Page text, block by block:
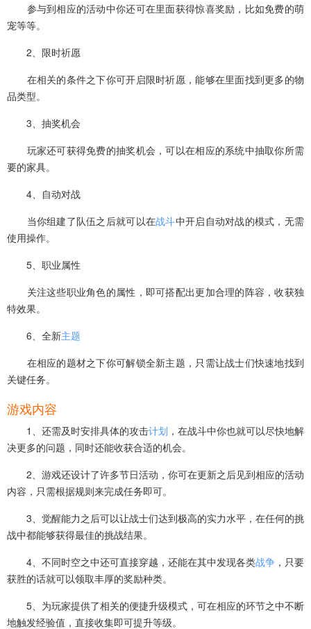
参与到相应的活动中你还可在里面获得惊喜奖励，比如免费的萌
宠等等。
2、限时祈愿
在相关的条件之下你可开启限时祈愿，能够在里面找到更多的物
品类型。
3、抽奖机会
玩家还可获得免费的抽奖机会，可以在相应的系统中抽取你所需
要的家具。
4、自动对战
当你组建了队伍之后就可以在战斗中开启自动对战的模式，无需
使用操作。
5、职业属性
关注这些职业角色的属性，即可搭配出更加合理的阵容，收获独
特效果。
6、全新主题
在相应的题材之下你可解锁全新主题，只需让战士们快速地找到
关键任务。
游戏内容
1、还需及时安排具体的攻击计划 ，在战斗中你也就可以尽快地解
决更多的问题，同时还能收获合适的机会。
2、游戏还设计了许多节日活动，你可在更新之后见到相应的活动
内容，只需根据规则来完成任务即可。
3、觉醒能力之后可以让战士们达到极高的实力水平，在任何的挑
战中都能够获得最佳的挑战结果。
4、不同时空之中还可直接穿越，还能在其中发现各类战争 ，只要
获胜的话就可以领取丰厚的奖励种类。
5、为玩家提供了相关的便捷升级模式，可在相应的环节之中不断
地触发经验值，直接收集即可提升等级。